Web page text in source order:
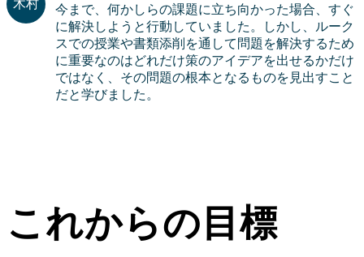
今まで、何かしらの課題に立ち向かった場合、すぐ
に解決しようと行動していました。しかし、ルーク
スでの授業や書類添削を通して問題を解決するため
に重要なのはどれだけ策のアイデアを出せるかだけ
ではなく、その問題の根本となるものを見出すこと
だと学びました。
これからの目標